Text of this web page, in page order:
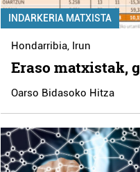
INDARKERIA MATXISTA
Hondarribia, Irun
Eraso matxistak,
Oarso Bidasoko Hitza